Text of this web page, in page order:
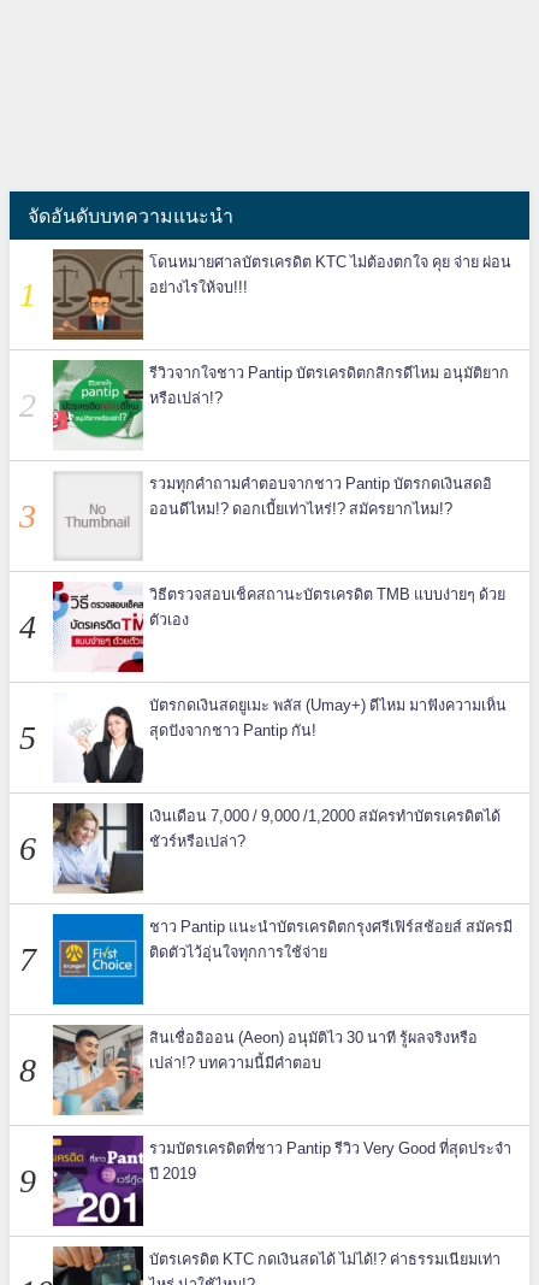
จัดอันดับบทความแนะนำ
โดนหมายศาลบัตรเครดิต KTC ไม่ต้องตกใจ คุย จ่าย ผ่อน
อย่างไรให้จบ!!!
รีวิวจากใจชาว Pantip บัตรเครดิตกสิกรดีไหม อนุมัติยาก
หรือเปล่า!?
รวมทุกคำถามคำตอบจากชาว Pantip บัตรกดเงินสดอิ
ออนดีไหม!? ดอกเบี้ยเท่าไหร่!? สมัครยากไหม!?
วิธีตรวจสอบเช็คสถานะบัตรเครดิต TMB แบบง่ายๆ ด้วย
ตัวเอง
บัตรกดเงินสดยูเมะ พลัส (Umay+) ดีไหม มาฟังความเห็น
สุดปังจากชาว Pantip กัน!
เงินเดือน 7,000 / 9,000 /1,2000 สมัครทำบัตรเครดิตได้
ชัวร์หรือเปล่า?
ชาว Pantip แนะนำบัตรเครดิตกรุงศรีเฟิร์สช้อยส์ สมัครมี
ติดตัวไว้อุ่นใจทุกการใช้จ่าย
สินเชื่ออิออน (Aeon) อนุมัติไว 30 นาที รู้ผลจริงหรือ
เปล่า!? บทความนี้มีคำตอบ
รวมบัตรเครดิตที่ชาว Pantip รีวิว Very Good ที่สุดประจำ
ปี 2019
บัตรเครดิต KTC กดเงินสดได้ ไม่ได้!? ค่าธรรมเนียมเท่า